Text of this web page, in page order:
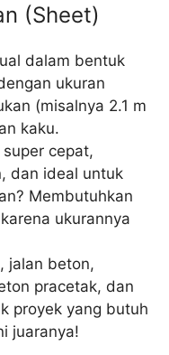
(Sheet)
dalam bentuk
ukuran
(misalnya 2.1 m
kaku.
cepat,
dan ideal untuk
Membutuhkan
ukurannya
jalan beton,
pracetak, dan
proyek yang butuh
juaranya!